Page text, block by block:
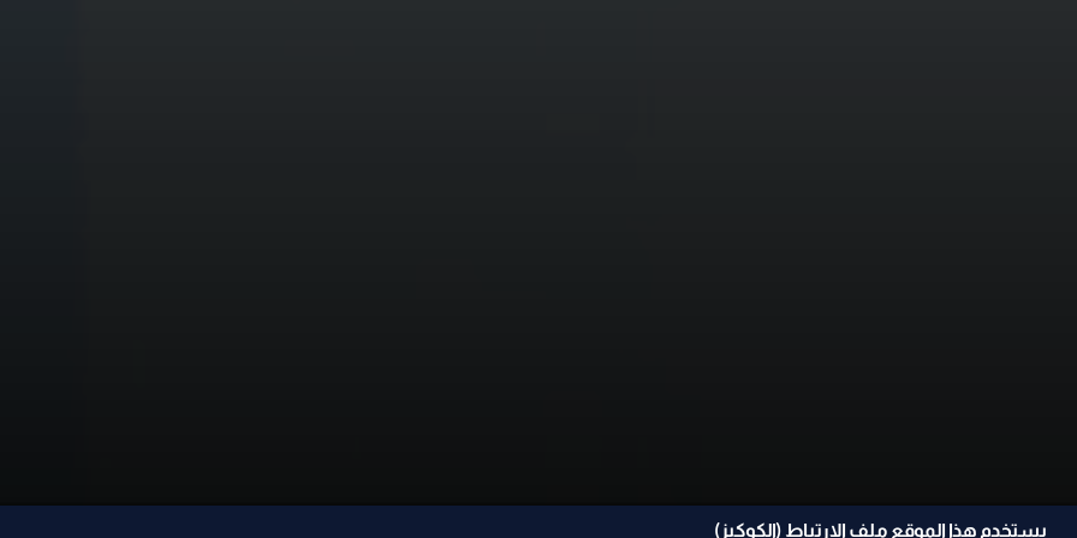
يستخدم هذا الموقع ملف الإرتباط (الكوكيز)